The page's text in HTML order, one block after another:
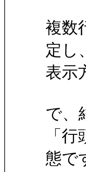
複数
定し、
表示
で、
「
態で